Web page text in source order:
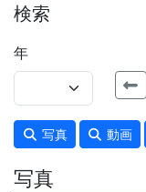
検索
年
写真 動画
写真